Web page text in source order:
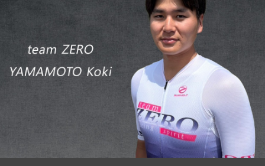
競技ガイド
加盟・登録
エントリー
JBCF ROAD SERIESとは